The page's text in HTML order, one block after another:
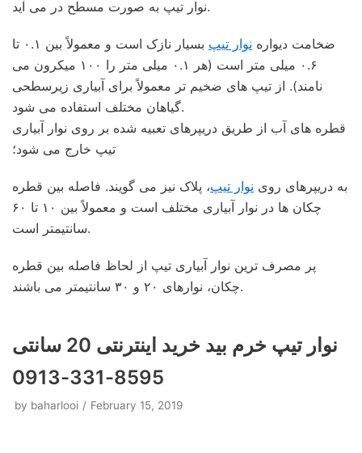
نوار تیپ به صورت مسطح در می آید.
ضخامت دیواره نوار تیپ
بسیار نازک است و معمولاً بین ۰.۱ تا
۰.۶ میلی متر است (هر ۰.۱ میلی متر را ۱۰۰ میکرون می
نامند). از تیپ های ضخیم تر معمولاً برای آبیاری زیرسطحی
گیاهان مختلف استفاده می شود.
قطره های آب از طریق دریپرهای تعبیه شده بر روی نوار آبیاری
تیپ خارج می شود؛
به دریپرهای روی نوار تیپ، پلاک نیز می گویند. فاصله بین قطره
چکان ها در نوار آبیاری مختلف است و معمولاً بین ۱۰ تا ۶۰
سانتیمتر است.
پر مصرف ترین نوار آبیاری تیپ از لحاظ فاصله بین قطره
چکان، نوارهای ۲۰ و ۳۰ سانتیمتر می باشند.
نوار تیپ خرم‌ بید خرید اینترنتی 20 سانتی
8595-331-0913
by baharlooi February 15, 2019